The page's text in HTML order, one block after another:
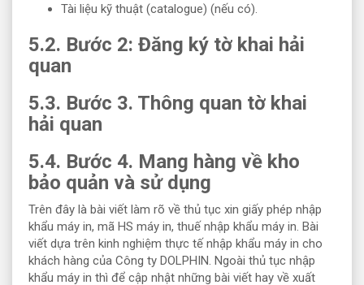
Tài liệu kỹ thuật (catalogue) (nếu có).
5.2. Bước 2: Đăng ký tờ khai hải
quan
5.3. Bước 3. Thông quan tờ khai
hải quan
5.4. Bước 4. Mang hàng về kho
bảo quản và sử dụng
Trên đây là bài viết làm rõ về thủ tục xin giấy phép nhập
khẩu máy in, mã HS máy in, thuế nhập khẩu máy in. Bài
viết dựa trên kinh nghiệm thực tế nhập khẩu máy in cho
khách hàng của Công ty DOLPHIN. Ngoài thủ tục nhập
khẩu máy in thì để cập nhật những bài viết hay về xuất